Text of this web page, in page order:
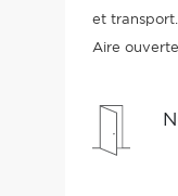
et
Aire